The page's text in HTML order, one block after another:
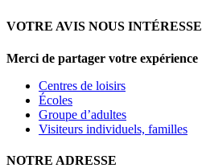
VOTRE AVIS NOUS INTÉRESSE
Merci de partager votre expérience
Centres de loisirs
Écoles
Groupe d’adultes
Visiteurs individuels, familles
NOTRE ADRESSE